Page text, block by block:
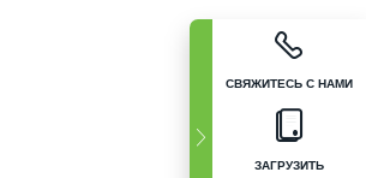
СВЯЖИТЕСЬ С НАМИ
ЗАГРУЗИТЬ